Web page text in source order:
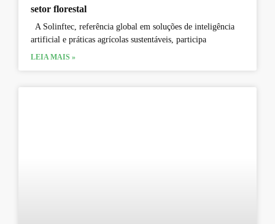
setor florestal
A Solinftec, referência global em soluções de inteligência
artificial e práticas agrícolas sustentáveis, participa
LEIA MAIS »